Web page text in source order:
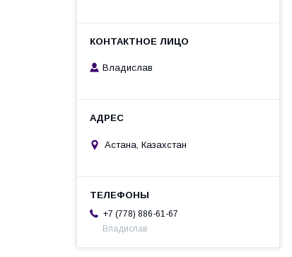
Владислав
Астана, Казахстан
+7 (778) 886-61-67
Владислав